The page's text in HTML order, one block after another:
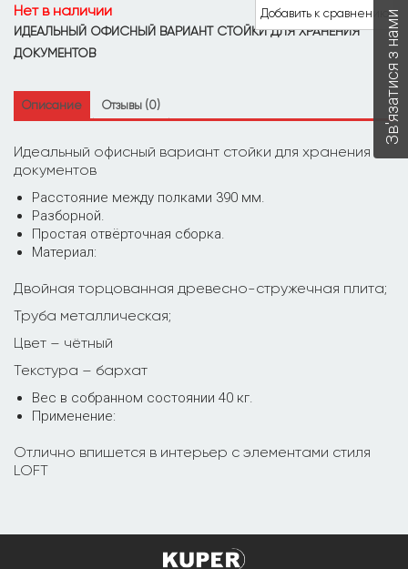
Нет в наличии
ИДЕАЛЬНЫЙ ОФИСНЫЙ ВАРИАНТ СТОЙКИ ДЛЯ ХРАНЕНИЯ
ДОКУМЕНТОВ
Добавить к сравнению
Описание Отзывы (0)
Идеальный офисный вариант стойки для хранения
документов
Расстояние между полками 390 мм.
Разборной.
Простая отвёрточная сборка.
Материал:
Двойная торцованная древесно-стружечная плита;
Труба металлическая;
Цвет – чётный
Текстура – бархат
Вес в собранном состоянии 40 кг.
Применение:
Отлично впишется в интерьер с элементами стиля
LOFT
Зв'язатися з нами